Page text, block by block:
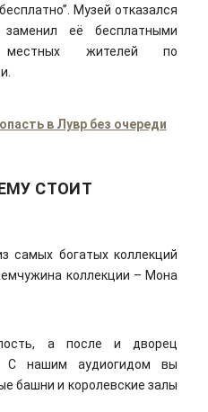
Музей отказался
её бесплатными
местных жителей по
в Лувр без очереди
СТОИТ
самых богатых коллекций
коллекции – Мона
а после и дворец
С нашим аудиогидом вы
башни и королевские залы